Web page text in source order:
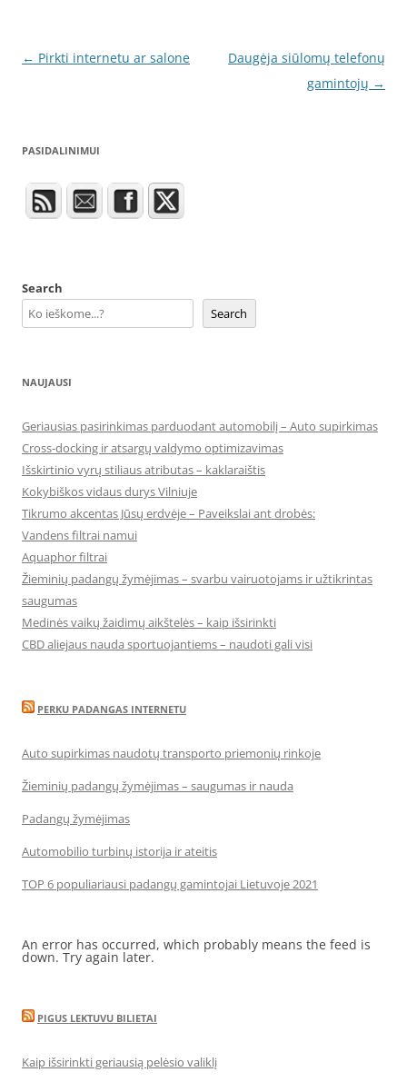
Post
← Pirkti internetu ar salone
Daugėja siūlomų telefonų
gamintojų →
PASIDALINIMUI
Search
Search
NAUJAUSI
Geriausias pasirinkimas parduodant automobilį – Auto supirkimas
Cross-docking ir atsargų valdymo optimizavimas
Išskirtinio vyrų stiliaus atributas – kaklaraištis
Kokybiškos vidaus durys Vilniuje
Tikrumo akcentas Jūsų erdvėje – Paveikslai ant drobės:
Vandens filtrai namui
Aquaphor filtrai
Žieminių padangų žymėjimas – svarbu vairuotojams ir užtikrintas
saugumas
Medinės vaikų žaidimų aikštelės – kaip išsirinkti
CBD aliejaus nauda sportuojantiems – naudoti gali visi
PERKU PADANGAS INTERNETU
Auto supirkimas naudotų transporto priemonių rinkoje
Žieminių padangų žymėjimas – saugumas ir nauda
Padangų žymėjimas
Automobilio turbinų istorija ir ateitis
TOP 6 populiariausi padangų gamintojai Lietuvoje 2021
An error has occurred, which probably means the feed is
down. Try again later.
PIGUS LEKTUVU BILIETAI
Kaip išsirinkti geriausią pelėsio valiklį